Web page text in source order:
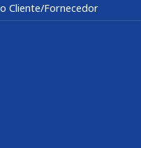
Cliente/Fornecedor